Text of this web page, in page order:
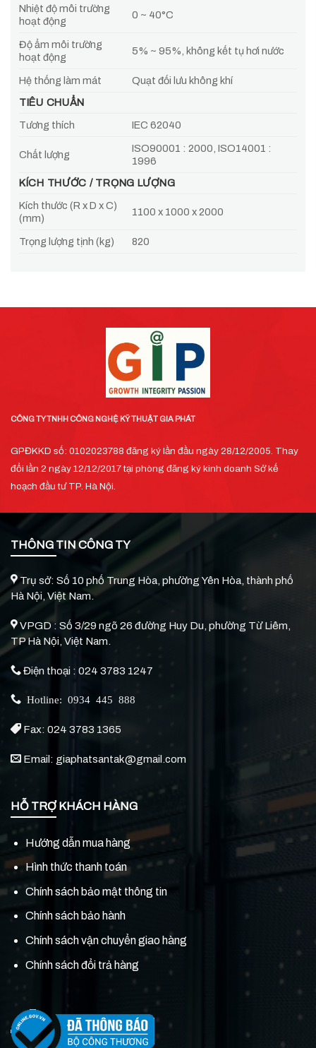
Nhiệt độ môi trường
hoạt động
0 ~ 40°C
Độ ẩm môi trường
hoạt động
5% ~ 95%, không kết tụ hơi nước
Hệ thống làm mát
Quạt đối lưu không khí
TIÊU CHUẨN
Tương thích
IEC 62040
Chất lượng
ISO90001 : 2000, ISO14001 :
1996
KÍCH THƯỚC / TRỌNG LƯỢNG
Kích thước (R x D x C)
(mm)
1100 x 1000 x 2000
Trọng lượng tịnh (kg) 820
CÔNG TY TNHH CÔNG NGHỆ KỸ THUẬT GIA PHÁT
GPĐKKD số: 0102023788 đăng ký lần đầu ngày 28/12/2005. Thay
đổi lần 2 ngày 12/12/2017 tại phòng đăng ký kinh doanh Sở kế
hoạch đầu tư TP. Hà Nội.
THÔNG TIN CÔNG TY
Trụ sở: Số 10 phố Trung Hòa, phường Yên Hòa, thành phố
Hà Nội, Việt Nam.
VPGD : Số 3/29 ngõ 26 đường Huy Du, phường Từ Liêm,
TP Hà Nội, Việt Nam.
Điện thoại : 024 3783 1247
Hotline: 0934 445 888
Fax: 024 3783 1365
Email: giaphatsantak@gmail.com
HỖ TRỢ KHÁCH HÀNG
Hướng dẫn mua hàng
Hình thức thanh toán
Chính sách bảo mật thông tin
Chính sách bảo hành
Chính sách vận chuyển giao hàng
Chính sách đổi trả hàng